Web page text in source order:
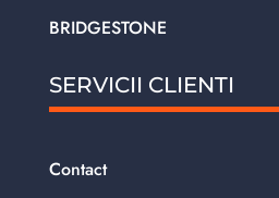
BRIDGESTONE
SERVICII CLIENTI
Contact